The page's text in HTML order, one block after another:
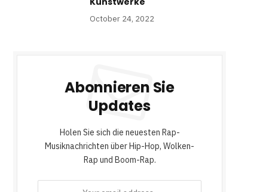
October 24, 2022
Abonnieren Sie
Updates
Holen Sie sich die neuesten Rap-
Musiknachrichten über Hip-Hop, Wolken-
Rap und Boom-Rap.